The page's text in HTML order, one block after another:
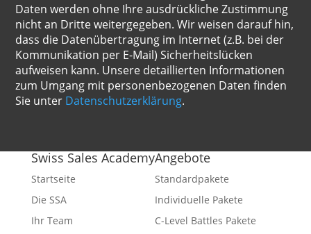
Daten werden ohne Ihre ausdrückliche Zustimmung
nicht an Dritte weitergegeben. Wir weisen darauf hin,
dass die Datenübertragung im Internet (z.B. bei der
Kommunikation per E-Mail) Sicherheitslücken
aufweisen kann. Unsere detaillierten Informationen
zum Umgang mit personenbezogenen Daten finden
Sie unter Datenschutzerklärung.
Swiss Sales Academy
Startseite
Die SSA
Ihr Team
Angebote
Standardpakete
Individuelle Pakete
C-Level Battles Pakete